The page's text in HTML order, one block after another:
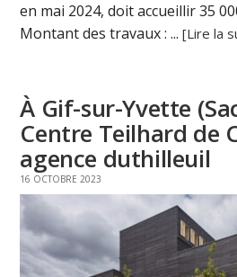
en mai 2024, doit accueillir 35
Montant des travaux : ...[Lire la
À Gif-sur-Yvette
Centre Teilhard de
agence duthilleuil
16 OCTOBRE 2023